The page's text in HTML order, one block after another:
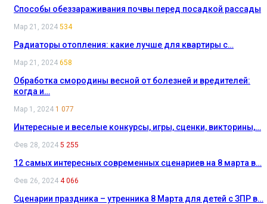
Способы обеззараживания почвы перед посадкой рассады
Мар 21, 2024 534
Радиаторы отопления: какие лучше для квартиры с…
Мар 21, 2024 658
Обработка смородины весной от болезней и вредителей:
когда и…
Мар 1, 2024 1 077
Интересные и веселые конкурсы, игры, сценки, викторины,…
Фев 28, 2024 5 255
12 самых интересных современных сценариев на 8 марта в…
Фев 26, 2024 4 066
Сценарии праздника – утренника 8 Марта для детей с ЗПР в…